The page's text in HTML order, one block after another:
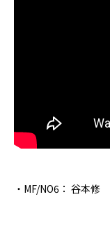
・MF/NO6： 谷本修